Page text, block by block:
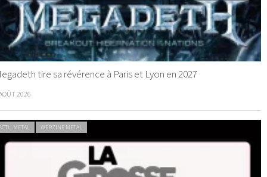
tire sa révérence à Paris et Lyon en 2027
2026
METAL WEBZINE METAL